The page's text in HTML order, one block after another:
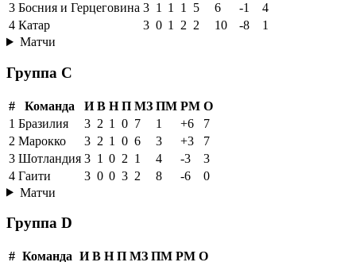
3 Босния и Герцеговина 3 1 1 1 5 6 -1
4
4 Катар 3 0 1 2 2 10 -8
1
Матчи
Группа C
# Команда И В Н П МЗ ПМ РМ О
1 Бразилия 3 2 1 0 7 1 +6
7
2 Марокко 3 2 1 0 6 3 +3
7
3 Шотландия 3 1 0 2 1 4 -3
3
4 Гаити 3 0 0 3 2 8 -6
0
Матчи
Группа D
# Команда И В Н П МЗ ПМ РМ О